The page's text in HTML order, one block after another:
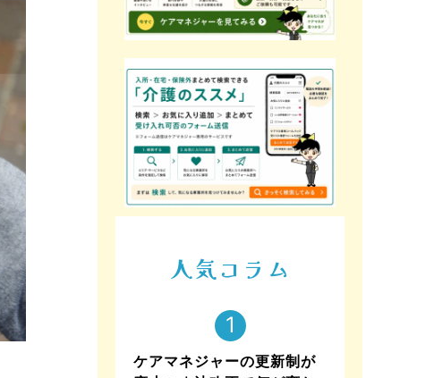
人気コラム
ケアマネジャーの更新制が